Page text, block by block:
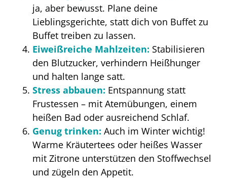
ja, aber bewusst. Plane deine
Lieblingsgerichte, statt dich von Buffet zu
Buffet treiben zu lassen.
Eiweißreiche Mahlzeiten: Stabilisieren
den Blutzucker, verhindern Heißhunger
und halten lange satt.
Stress abbauen: Entspannung statt
Frustessen – mit Atemübungen, einem
heißen Bad oder ausreichend Schlaf.
Genug trinken: Auch im Winter wichtig!
Warme Kräutertees oder heißes Wasser
mit Zitrone unterstützen den Stoffwechsel
und zügeln den Appetit.